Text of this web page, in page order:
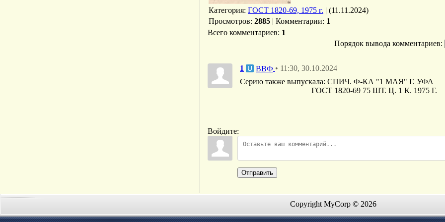
Категория: ГОСТ 1820-69, 1975 г. | (11.11.2024)
Просмотров: 2885 | Комментарии: 1
Всего комментариев: 1
Порядок вывода комментариев:
1 ВВФ • 11:30, 30.10.2024
Серию также выпускала: СПИЧ. Ф-КА "1 МАЯ" Г. УФА
ГОСТ 1820-69 75 ШТ. Ц. 1 К. 1975 Г.
Войдите:
Отправить
Copyright MyCorp © 2026